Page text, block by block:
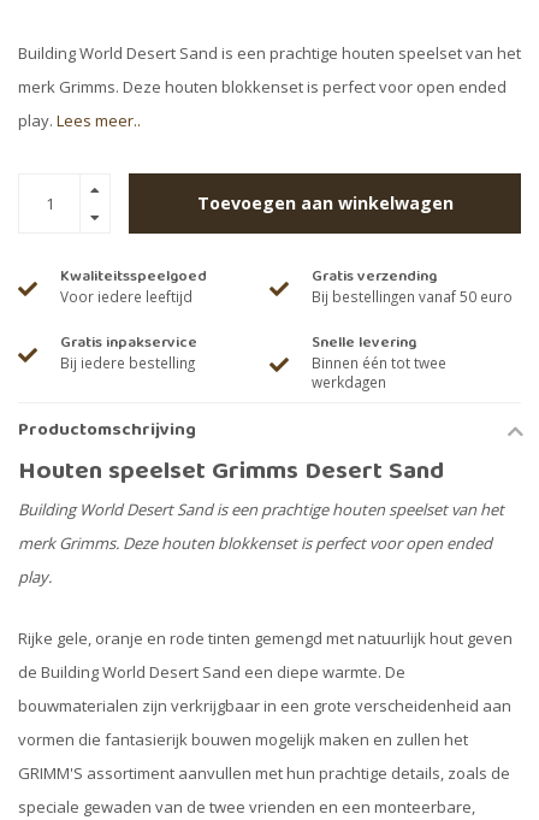
Building World Desert Sand is een prachtige houten speelset van het
merk Grimms. Deze houten blokkenset is perfect voor open ended
play. Lees meer..
Toevoegen aan winkelwagen
Kwaliteitsspeelgoed
Voor iedere leeftijd
Gratis verzending
Bij bestellingen vanaf 50 euro
Gratis inpakservice
Bij iedere bestelling
Snelle levering
Binnen één tot twee
werkdagen
Productomschrijving
Houten speelset Grimms Desert Sand
Building World Desert Sand is een prachtige houten speelset van het
merk Grimms. Deze houten blokkenset is perfect voor open ended
play.
Rijke gele, oranje en rode tinten gemengd met natuurlijk hout geven
de Building World Desert Sand een diepe warmte. De
bouwmaterialen zijn verkrijgbaar in een grote verscheidenheid aan
vormen die fantasierijk bouwen mogelijk maken en zullen het
GRIMM'S assortiment aanvullen met hun prachtige details, zoals de
speciale gewaden van de twee vrienden en een monteerbare,